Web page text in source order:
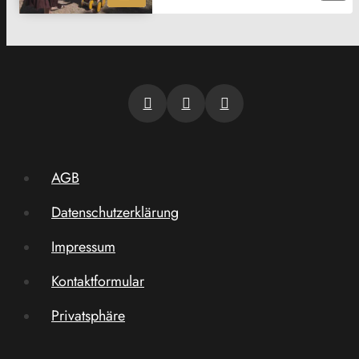
AGB
Datenschutzerklärung
Impressum
Kontaktformular
Privatsphäre